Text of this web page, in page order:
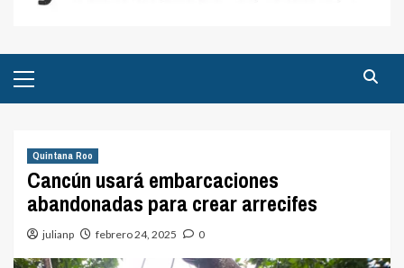
principal
Quintana Roo
Cancún usará embarcaciones
abandonadas para crear arrecifes
julianp febrero 24, 2025 0